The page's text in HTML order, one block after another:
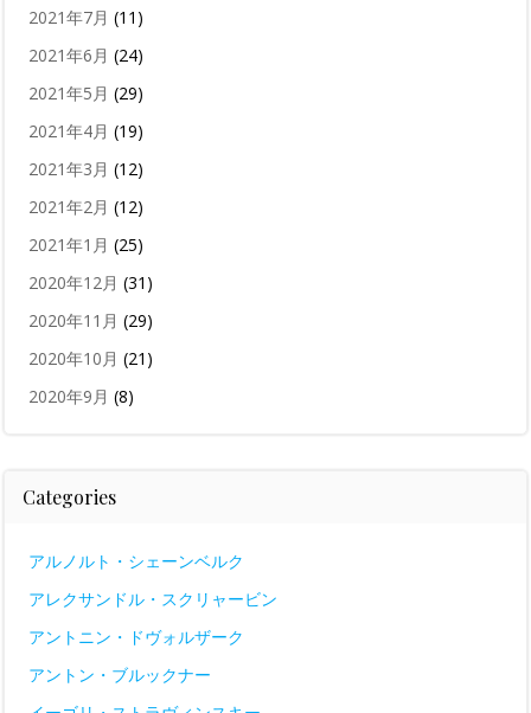
2021年7月 (11)
2021年6月 (24)
2021年5月 (29)
2021年4月 (19)
2021年3月 (12)
2021年2月 (12)
2021年1月 (25)
2020年12月 (31)
2020年11月 (29)
2020年10月 (21)
2020年9月 (8)
Categories
アルノルト・シェーンベルク
アレクサンドル・スクリャービン
アントニン・ドヴォルザーク
アントン・ブルックナー